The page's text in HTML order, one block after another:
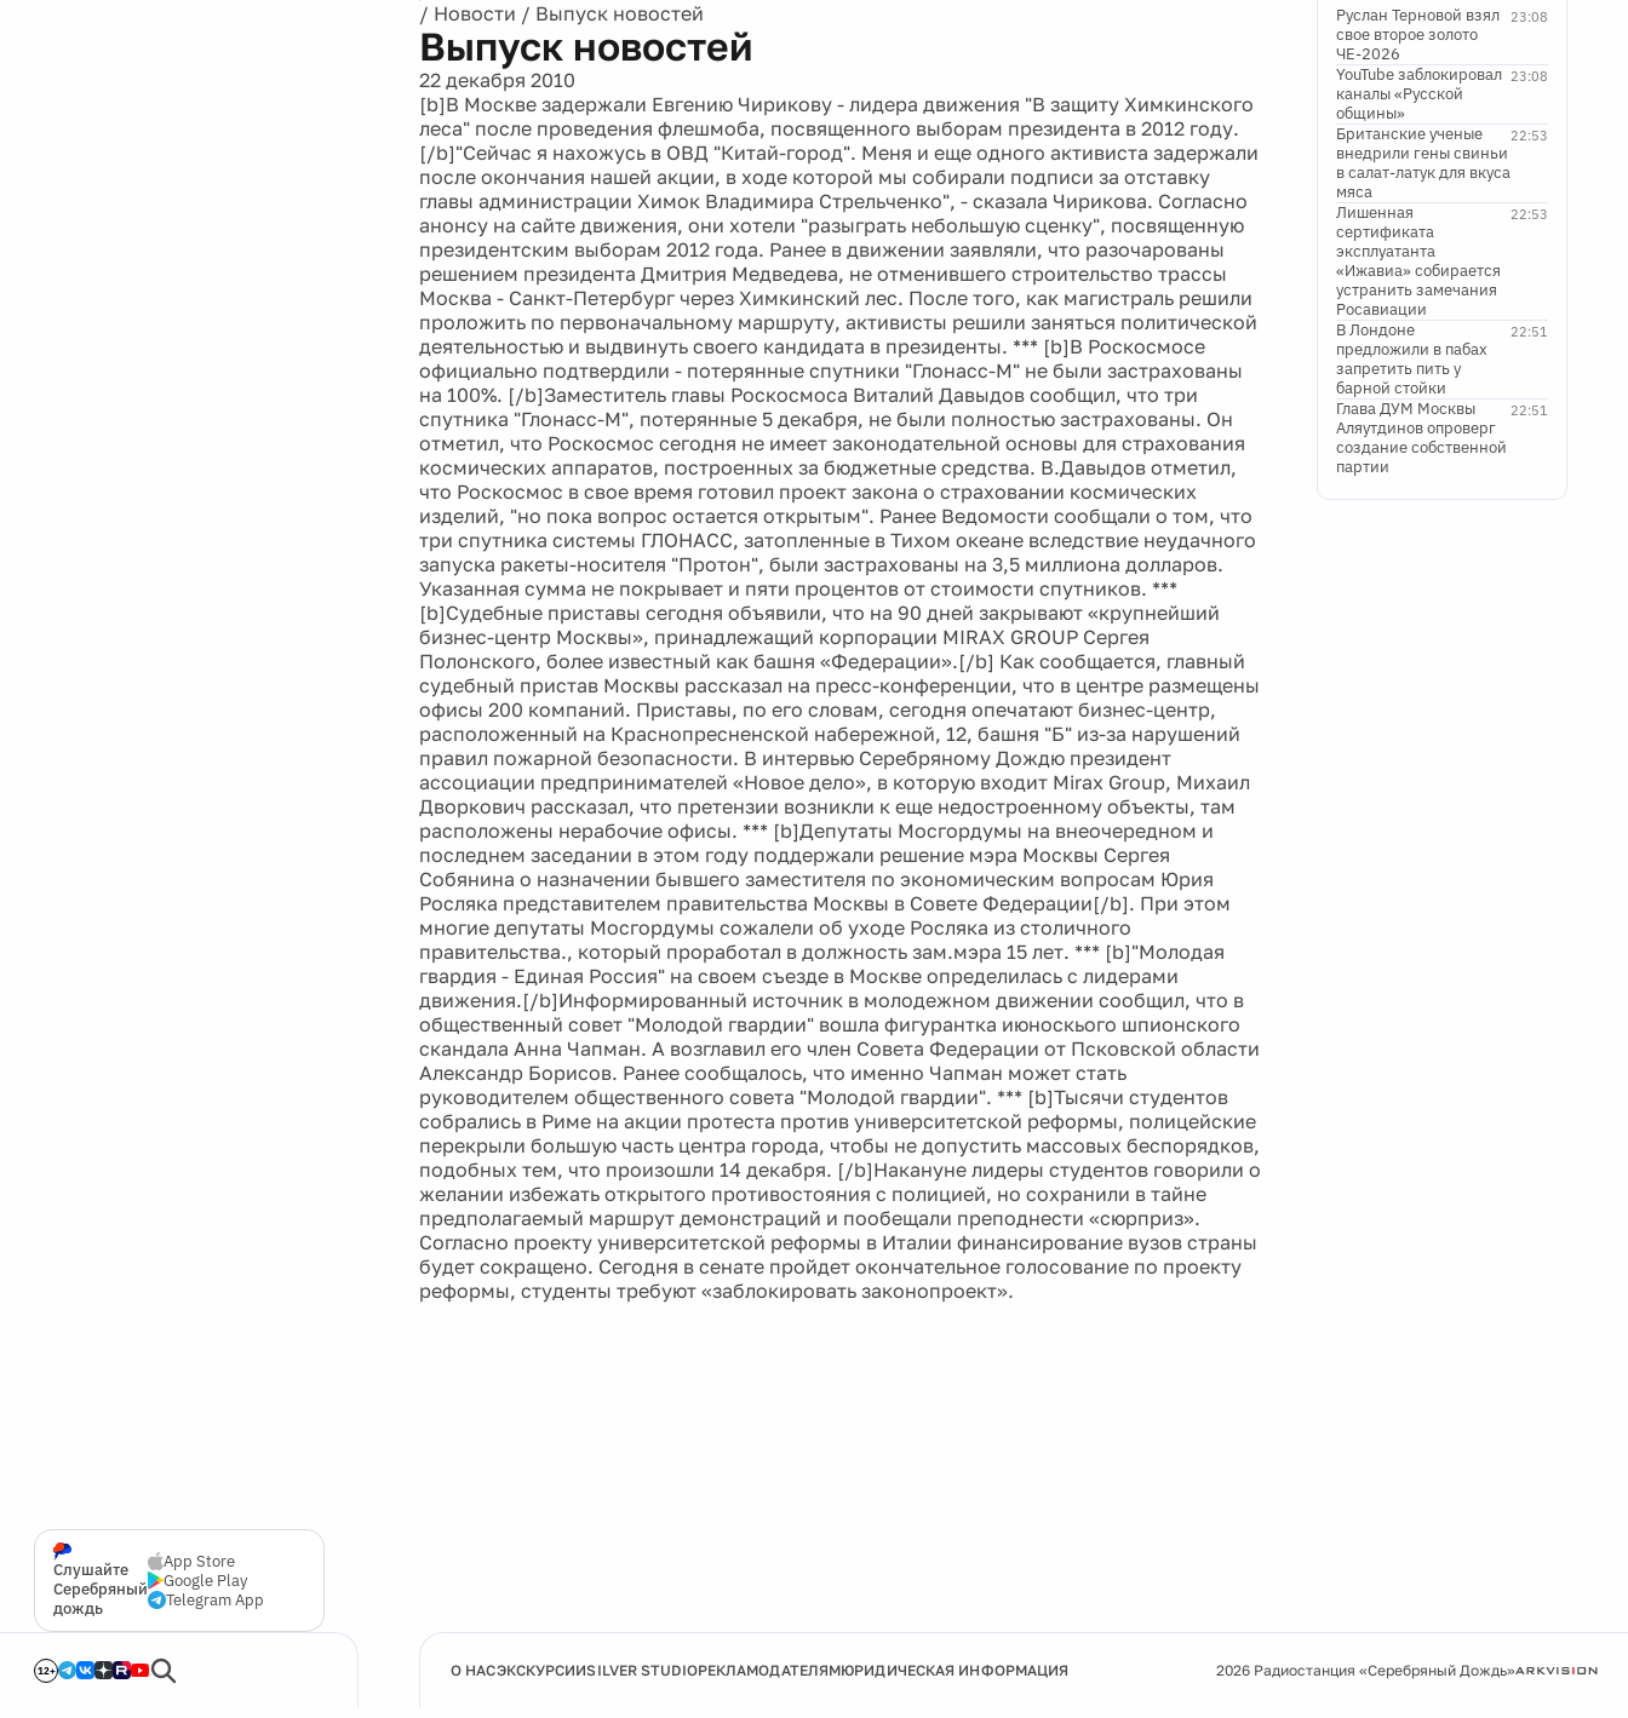
Слушайте
Серебряный
дождь
App Store
Google Play
Telegram App
12+
/ Новости / Выпуск новостей
Выпуск новостей
22 декабря 2010
[b]В Москве задержали Евгению Чирикову - лидера движения "В защиту Химкинского
леса" после проведения флешмоба, посвященного выборам президента в 2012 году.
[/b]"Сейчас я нахожусь в ОВД "Китай-город". Меня и еще одного активиста задержали
после окончания нашей акции, в ходе которой мы собирали подписи за отставку
главы администрации Химок Владимира Стрельченко", - сказала Чирикова. Согласно
анонсу на сайте движения, они хотели "разыграть небольшую сценку", посвященную
президентским выборам 2012 года. Ранее в движении заявляли, что разочарованы
решением президента Дмитрия Медведева, не отменившего строительство трассы
Москва - Санкт-Петербург через Химкинский лес. После того, как магистраль решили
проложить по первоначальному маршруту, активисты решили заняться политической
деятельностью и выдвинуть своего кандидата в президенты. *** [b]В Роскосмосе
официально подтвердили - потерянные спутники "Глонасс-М" не были застрахованы
на 100%. [/b]Заместитель главы Роскосмоса Виталий Давыдов сообщил, что три
спутника "Глонасс-М", потерянные 5 декабря, не были полностью застрахованы. Он
отметил, что Роскосмос сегодня не имеет законодательной основы для страхования
космических аппаратов, построенных за бюджетные средства. В.Давыдов отметил,
что Роскосмос в свое время готовил проект закона о страховании космических
изделий, "но пока вопрос остается открытым". Ранее Ведомости сообщали о том, что
три спутника системы ГЛОНАСС, затопленные в Тихом океане вследствие неудачного
запуска ракеты-носителя "Протон", были застрахованы на 3,5 миллиона долларов.
Указанная сумма не покрывает и пяти процентов от стоимости спутников. ***
[b]Судебные приставы сегодня объявили, что на 90 дней закрывают «крупнейший
бизнес-центр Москвы», принадлежащий корпорации MIRAX GROUP Сергея
Полонского, более известный как башня «Федерации».[/b] Как сообщается, главный
судебный пристав Москвы рассказал на пресс-конференции, что в центре размещены
офисы 200 компаний. Приставы, по его словам, сегодня опечатают бизнес-центр,
расположенный на Краснопресненской набережной, 12, башня "Б" из-за нарушений
правил пожарной безопасности. В интервью Серебряному Дождю президент
ассоциации предпринимателей «Новое дело», в которую входит Mirax Group, Михаил
Дворкович рассказал, что претензии возникли к еще недостроенному объекты, там
расположены нерабочие офисы. *** [b]Депутаты Мосгордумы на внеочередном и
последнем заседании в этом году поддержали решение мэра Москвы Сергея
Собянина о назначении бывшего заместителя по экономическим вопросам Юрия
Росляка представителем правительства Москвы в Совете Федерации[/b]. При этом
многие депутаты Мосгордумы сожалели об уходе Росляка из столичного
правительства., который проработал в должность зам.мэра 15 лет. *** [b]"Молодая
гвардия - Единая Россия" на своем съезде в Москве определилась с лидерами
движения.[/b]Информированный источник в молодежном движении сообщил, что в
общественный совет "Молодой гвардии" вошла фигурантка июноскього шпионского
скандала Анна Чапман. А возглавил его член Совета Федерации от Псковской области
Александр Борисов. Ранее сообщалось, что именно Чапман может стать
руководителем общественного совета "Молодой гвардии". *** [b]Тысячи студентов
собрались в Риме на акции протеста против университетской реформы, полицейские
перекрыли большую часть центра города, чтобы не допустить массовых беспорядков,
подобных тем, что произошли 14 декабря. [/b]Накануне лидеры студентов говорили о
желании избежать открытого противостояния с полицией, но сохранили в тайне
предполагаемый маршрут демонстраций и пообещали преподнести «сюрприз».
Согласно проекту университетской реформы в Италии финансирование вузов страны
будет сокращено. Сегодня в сенате пройдет окончательное голосование по проекту
реформы, студенты требуют «заблокировать законопроект».
23:08
Руслан Терновой взял
свое второе золото
ЧЕ-2026
23:08
YouTube заблокировал
каналы «Русской
общины»
22:53
Британские ученые
внедрили гены свиньи
в салат-латук для вкуса
мяса
22:53
Лишенная
сертификата
эксплуатанта
«Ижавиа» собирается
устранить замечания
Росавиации
22:51
В Лондоне
предложили в пабах
запретить пить у
барной стойки
22:51
Глава ДУМ Москвы
Аляутдинов опроверг
создание собственной
партии
О НАСЭКСКУРСИИSILVER STUDIOРЕКЛАМОДАТЕЛЯМЮРИДИЧЕСКАЯ ИНФОРМАЦИЯ 2026 Радиостанция «Серебряный Дождь»